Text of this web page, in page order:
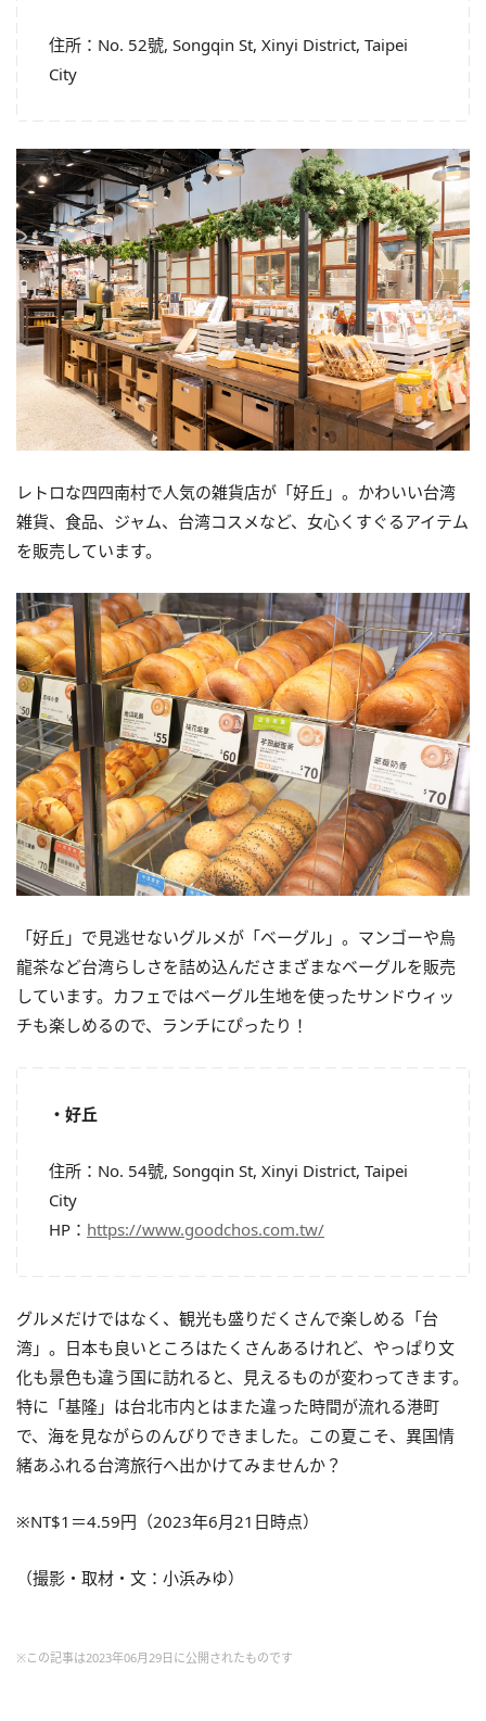
住所：No. 52號, Songqin St, Xinyi District, Taipei
City
レトロな四四南村で人気の雑貨店が「好丘」。かわいい台湾
雑貨、食品、ジャム、台湾コスメなど、女心くすぐるアイテム
を販売しています。
「好丘」で見逃せないグルメが「ベーグル」。マンゴーや烏
龍茶など台湾らしさを詰め込んださまざまなベーグルを販売
しています。カフェではベーグル生地を使ったサンドウィッ
チも楽しめるので、ランチにぴったり！
・好丘
住所：No. 54號, Songqin St, Xinyi District, Taipei
City
HP： https://www.goodchos.com.tw/
グルメだけではなく、観光も盛りだくさんで楽しめる「台
湾」。日本も良いところはたくさんあるけれど、やっぱり文
化も景色も違う国に訪れると、見えるものが変わってきます。
特に「基隆」は台北市内とはまた違った時間が流れる港町
で、海を見ながらのんびりできました。この夏こそ、異国情
緒あふれる台湾旅行へ出かけてみませんか？
※NT$1＝4.59円（2023年6月21日時点）
（撮影・取材・文：小浜みゆ）
※この記事は2023年06月29日に公開されたものです